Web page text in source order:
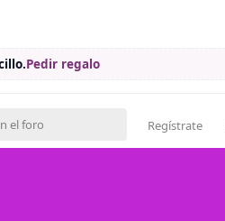
Pedir regalo
Regístrate